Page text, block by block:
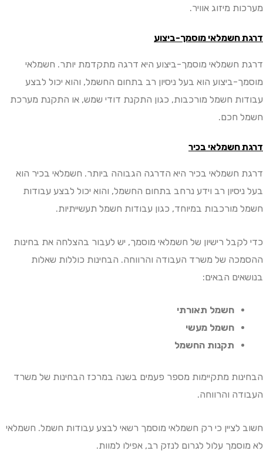
מיזוג אוויר.
מוסמך-ביצוע
מוסמך-ביצוע היא דרגה מתקדמת יותר. חשמלאי
ביצוע הוא בעל ניסיון רב בתחום החשמל, והוא יכול לבצע
חשמל מורכבות, כגון התקנת דודי שמש, או התקנת מערכת
חכם.
בכיר
בכיר היא הדרגה הגבוהה ביותר. חשמלאי בכיר הוא
רב וידע נרחב בתחום החשמל, והוא יכול לבצע עבודות
במיוחד, כגון עבודות חשמל תעשייתיות.
רישיון של חשמלאי מוסמך, יש לעבור בהצלחה את בחינות
של משרד העבודה והרווחה. הבחינות כוללות שאלות
הבאים:
חשמל תאורתי
חשמל מעשי
תקנות החשמל
מתקיימות מספר פעמים בשנה במרכז הבחינות של משרד
והרווחה.
כי רק חשמלאי מוסמך רשאי לבצע עבודות חשמל. חשמלאי
עלול לגרום לנזק רב, אפילו למוות.